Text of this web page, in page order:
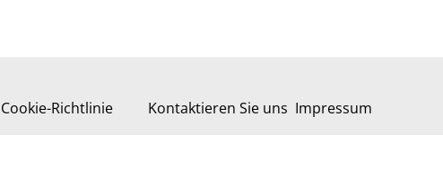
Cookie-Richtlinie Kontaktieren Sie uns Impressum